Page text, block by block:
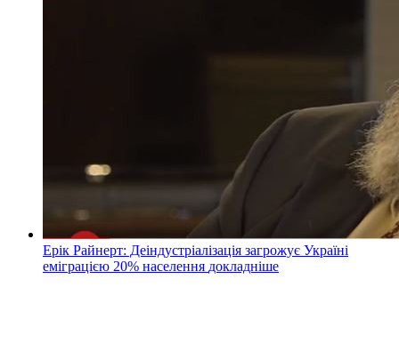
Ерік Райнерт: Деіндустріалізація загрожує Україні
еміграцією 20% населення докладнiше